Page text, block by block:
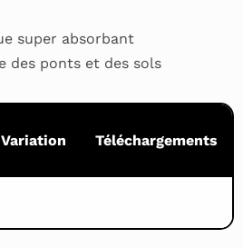
super absorbant
des ponts et des sols
Variation Téléchargements